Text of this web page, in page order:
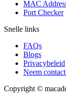
MAC
Port Checker
Snelle links
FAQs
Blogs
Privacybeleid
Neem
Copyright ©